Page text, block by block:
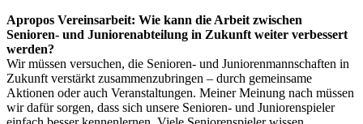
Apropos Vereinsarbeit: Wie kann die Arbeit zwischen
Senioren- und Juniorenabteilung in Zukunft weiter verbessert
werden?
Wir müssen versuchen, die Senioren- und Juniorenmannschaften in
Zukunft verstärkt zusammenzubringen – durch gemeinsame
Aktionen oder auch Veranstaltungen. Meiner Meinung nach müssen
wir dafür sorgen, dass sich unsere Senioren- und Juniorenspieler